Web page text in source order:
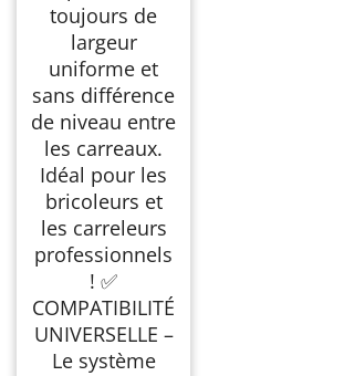
toujours de
largeur
uniforme et
sans différence
de niveau entre
les carreaux.
Idéal pour les
bricoleurs et
les carreleurs
professionnels
! ✅
COMPATIBILITÉ
UNIVERSELLE –
Le système